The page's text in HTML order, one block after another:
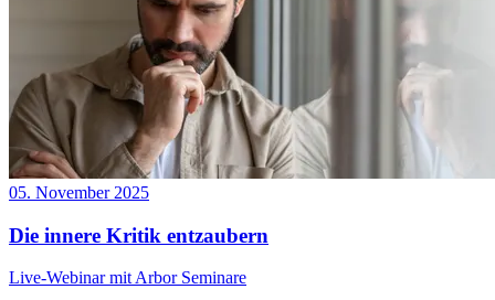
05. November 2025
Die innere Kritik entzaubern
Live-Webinar mit Arbor Seminare